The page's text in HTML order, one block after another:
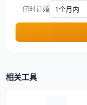
何时订婚
相关工具